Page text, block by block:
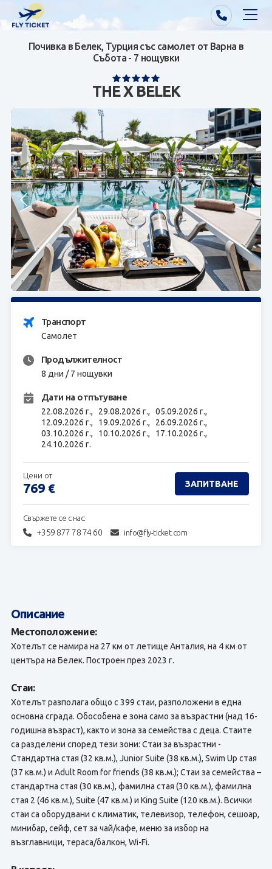
Почивки от Варна
Почивки от София/Пловдив/Бургас
Самолетни билети
Визи
Контакти
За нас
ЗАПИТВАНЕ
Почивка в Белек, Турция със самолет от Варна в
Събота - 7 нощувки
THE X BELEK
Транспорт
Самолет
Продължителност
8 дни / 7 нощувки
Дати на отпътуване
22.08.2026 г., 29.08.2026 г., 05.09.2026 г.,
12.09.2026 г., 19.09.2026 г., 26.09.2026 г.,
03.10.2026 г., 10.10.2026 г., 17.10.2026 г.,
24.10.2026 г.
Свържете се с нас:
+359 877 78 74 60 info@fly-ticket.com
Цени от
769 € ЗАПИТВАНЕ
Описание
Местоположение:
Хотелът се намира на 27 км от летище Анталия, на 4 км от
центъра на Белек. Построен през 2023 г.
Стаи:
Хотелът разполага общо с 399 стаи, разположени в една
основна сграда. Обособена е зона само за възрастни (над 16-
годишна възраст), както и зона за семейства с деца. Стаите
са разделени според тези зони: Стаи за възрастни -
Стандартна стая (32 кв.м.), Junior Suite (38 кв.м.), Swim Up стая
(37 кв.м.) и Adult Room for friends (38 кв.м.); Стаи за семейства –
стандартна стая (30 кв.м.), фамилна стая (30 кв.м.), фамилна
стая 2 (46 кв.м.), Suite (47 кв.м.) и King Suite (120 кв.м.). Всички
стаи са оборудвани с климатик, телевизор, телефон, сешоар,
минибар, сейф, сет за чай/кафе, меню за избор на
възглавници, тераса/балкон, Wi-Fi.